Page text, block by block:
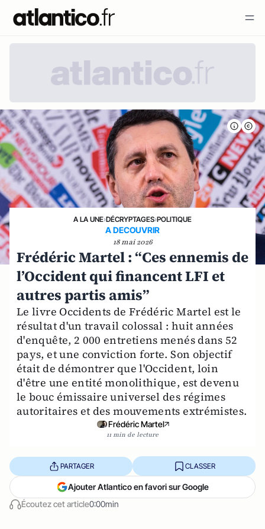
A LA UNE›DÉCRYPTAGES›POLITIQUE
A DECOUVRIR
18 mai 2026
Frédéric Martel : “Ces ennemis de
l’Occident qui financent LFI et
autres partis amis”
Le livre Occidents de Frédéric Martel est le
résultat d'un travail colossal : huit années
d'enquête, 2 000 entretiens menés dans 52
pays, et une conviction forte. Son objectif
était de démontrer que l'Occident, loin
d'être une entité monolithique, est devenu
le bouc émissaire universel des régimes
autoritaires et des mouvements extrémistes.
Frédéric Martel
11 min de lecture
Écoutez cet article0:00min
PARTAGER CLASSER
Ajouter Atlantico en favori sur Google